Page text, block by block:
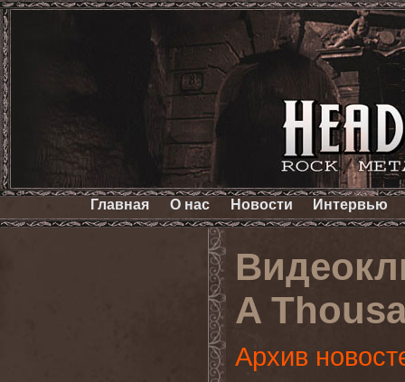
Главная О нас Новости Интервью
A
Архив